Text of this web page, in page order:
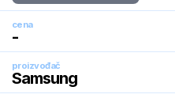
cena
-
proizvođač
Samsung